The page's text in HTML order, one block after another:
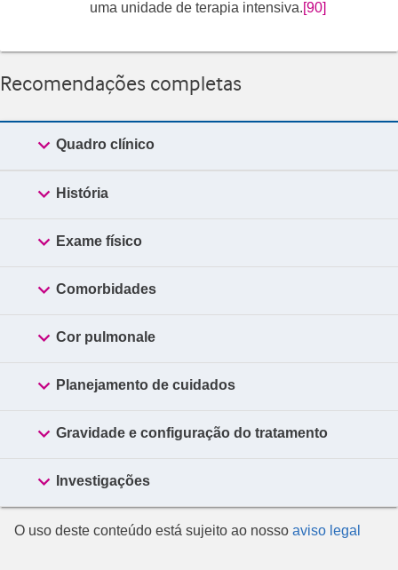
uma unidade de terapia intensiva.[90]
Recomendações completas
 Quadro clínico
 História
 Exame físico
 Comorbidades
 Cor pulmonale
 Planejamento de cuidados
 Gravidade e configuração do tratamento
 Investigações
O uso deste conteúdo está sujeito ao nosso aviso legal